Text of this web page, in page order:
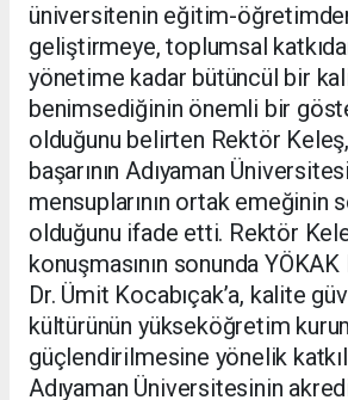
üniversitenin eğitim-
geliştirmeye, toplumsal
yönetime kadar bütüncül bir
benimsediğinin önemli bir
olduğunu belirten Rektör
başarının Adıyaman
mensuplarının ortak emeğinin
olduğunu ifade etti. Rektör
konuşmasının sonunda
Dr. Ümit Kocabıçak’a, kalite
kültürünün yükseköğretim
güçlendirilmesine yönelik
Adıyaman Üniversitesinin